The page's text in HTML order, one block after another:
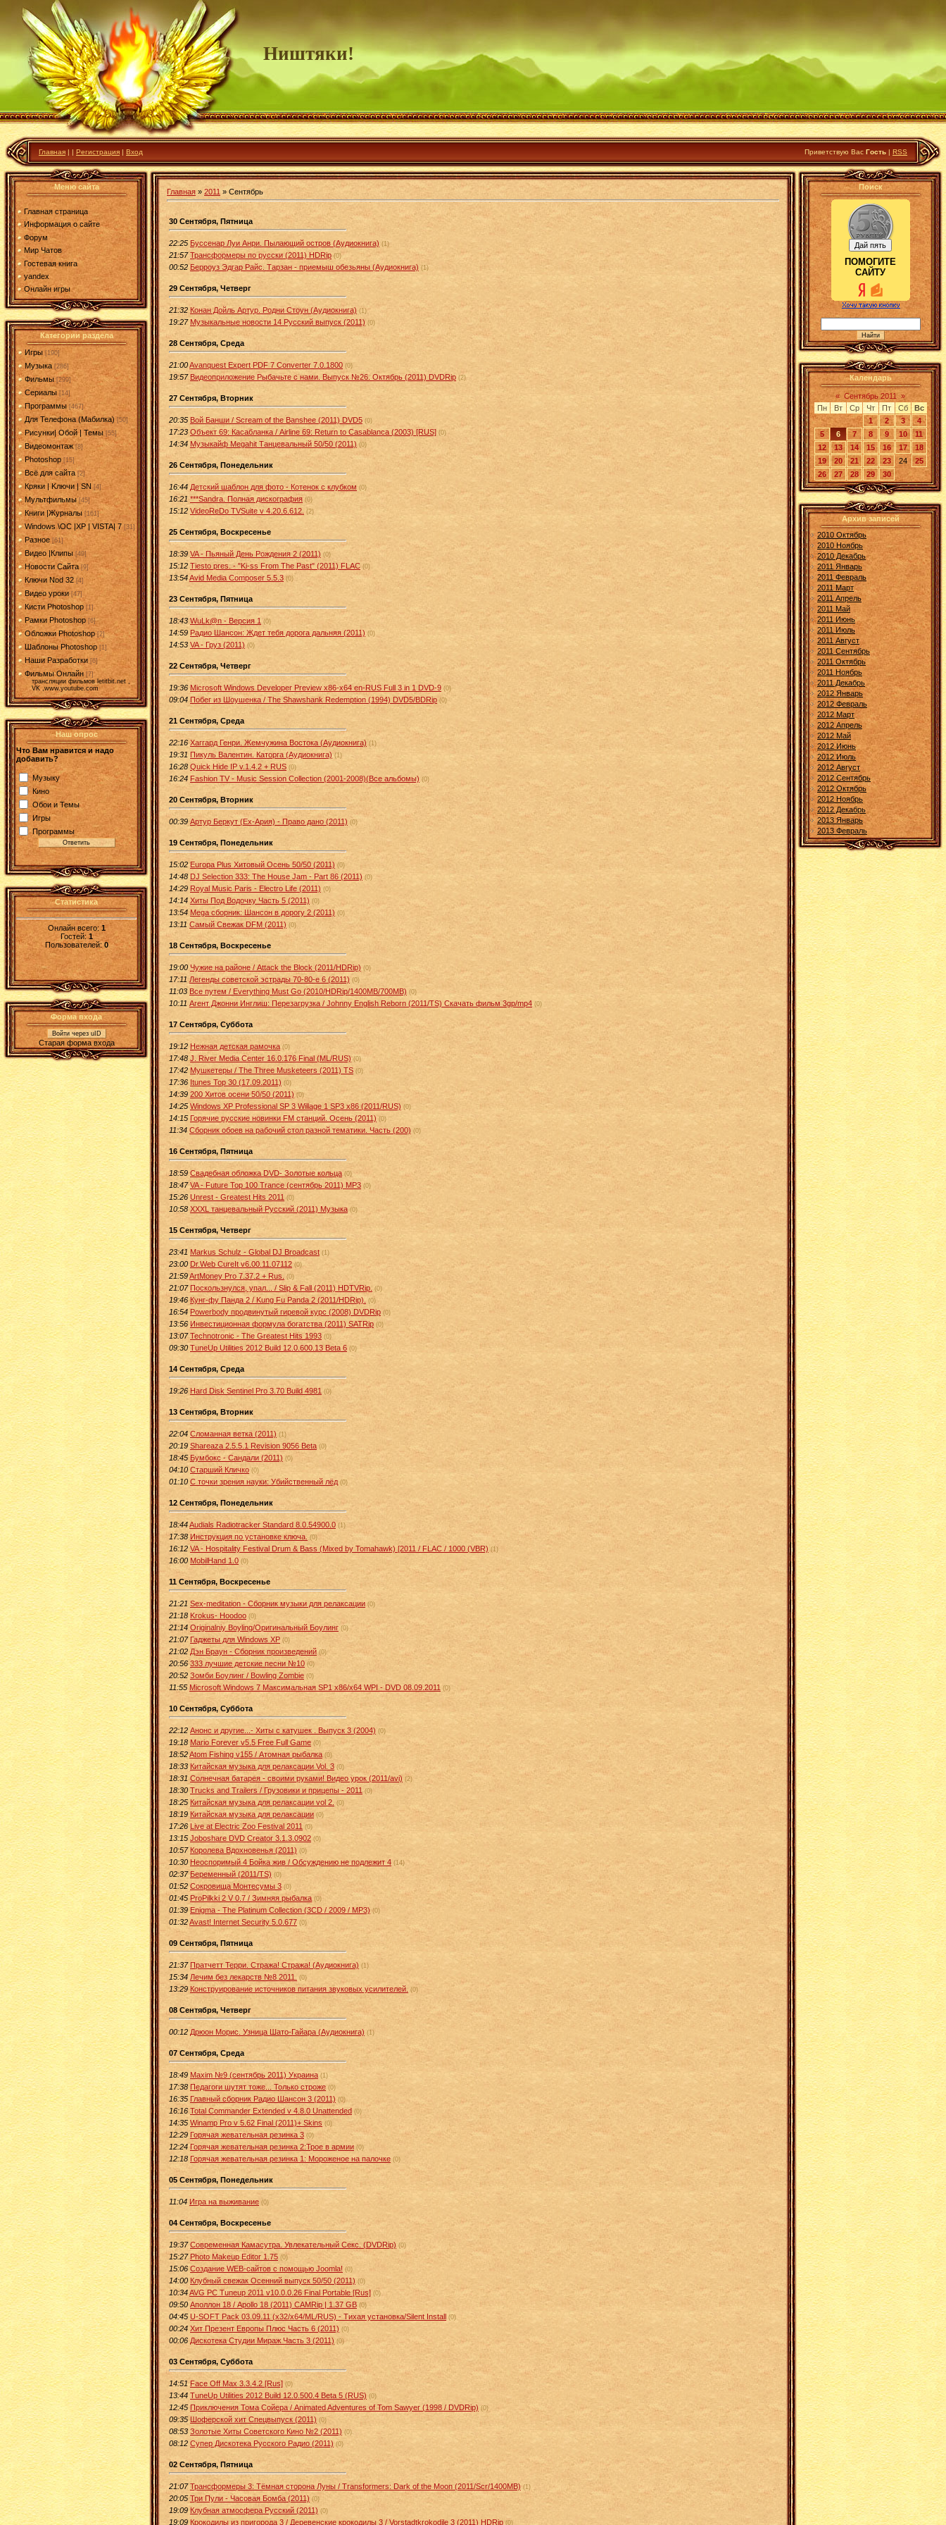
Ништяки!
Главная | | Регистрация | Вход Приветствую Вас Гость | RSS
Меню сайта
Главная страница
Информация о сайте
Форум
Мир Чатов
Гостевая книга
yandex
Онлайн игры
Категории раздела
Игры [190]
Музыка [286]
Фильмы [299]
Сериалы [14]
Программы [467]
Для Телефона (Мабилка) [50]
Рисунки| Обой | Темы [55]
Видеомонтаж [8]
Photoshop [15]
Всё для сайта [2]
Кряки | Kлючи | SN [4]
Мультфильмы [45]
Книги |Журналы [161]
Windows \OC |XP | VISTA| 7 [31]
Разное [61]
Видео |Клипы [49]
Новости Сайта [9]
Ключи Nod 32 [4]
Видео уроки [47]
Кисти Photoshop [1]
Рамки Photoshop [6]
Обложки Photoshop [2]
Шаблоны Photoshop [1]
Наши Разработки [6]
Фильмы Онлайн [7]
трансляции фильмов letitbit.net ,
VK ,www.youtube.com
Наш опрос
Что Вам нравится и надо
добавить?
Музыку
Кино
Обои и Темы
Игры
Программы
Статистика
Онлайн всего:1
Гостей:1
Пользователей: 0
Форма входа
Войти через uID
Старая форма входа
Главная » 2011 » Сентябрь
30 Сентября, Пятница
22:25 Буссенар Луи Анри. Пылающий остров (Аудиокнига) (1)
21:57 Трансформеры по русски (2011) HDRip (0)
00:52 Берроуз Эдгар Райс. Тарзан - приемыш обезьяны (Аудиокнига) (1)
29 Сентября, Четверг
21:32 Конан Дойль Артур. Родни Стоун (Аудиокнига) (1)
19:27 Музыкальные новости 14 Русский выпуск (2011) (0)
28 Сентября, Среда
21:00Avanquest Expert PDF 7 Converter 7.0.1800 (0)
19:57 Видеоприложение Рыбачьте с нами. Выпуск №26. Октябрь (2011) DVDRip (2)
27 Сентября, Вторник
20:35 Вой Банши / Scream of the Banshee (2011) DVD5 (0)
17:23 Объект 69: Касабланка / Airline 69: Return to Casablanca (2003) [RUS] (0)
14:34 Музыкайф Megahit Танцевальный 50/50 (2011) (0)
26 Сентября, Понедельник
16:44 Детский шаблон для фото - Котенок с клубком (0)
16:21 ***Sandra. Полная дискография (0)
15:12 VideoReDo TVSuite v 4.20.6.612. (2)
25 Сентября, Воскресенье
18:39 VA - Пьяный День Рождения 2 (2011) (0)
15:12 Tiesto pres. - "Ki-ss From The Past" (2011) FLAC (0)
13:54Avid Media Composer 5.5.3 (0)
23 Сентября, Пятница
18:43 WuLk@n - Версия 1 (0)
14:59 Радио Шансон: Ждет тебя дорога дальняя (2011) (0)
14:53 VA - Груз (2011) (0)
22 Сентября, Четверг
19:36 Microsoft Windows Developer Preview x86-x64 en-RUS Full 3 in 1 DVD-9 (0)
09:04 Побег из Шоушенка / The Shawshank Redemption (1994) DVD5/BDRip (0)
21 Сентября, Среда
22:16 Хаггард Генри. Жемчужина Востока (Аудиокнига) (1)
19:31 Пикуль Валентин. Каторга (Аудиокнига) (1)
16:28 Quick Hide IP v.1.4.2 + RUS (0)
16:24 Fashion TV - Music Session Collection (2001-2008)(Все альбомы) (0)
20 Сентября, Вторник
00:39 Артур Беркут (Ex-Ария) - Право дано (2011) (0)
19 Сентября, Понедельник
15:02 Europa Plus Хитовый Осень 50/50 (2011) (0)
14:48 DJ Selection 333: The House Jam - Part 86 (2011) (0)
14:29 Royal Music Paris - Electro Life (2011) (0)
14:14 Хиты Под Водочку Часть 5 (2011) (0)
13:54 Mega сборник: Шансон в дорогу 2 (2011) (0)
13:11 Самый Свежак DFM (2011) (0)
18 Сентября, Воскресенье
19:00 Чужие на районе / Attack the Block (2011/HDRip) (0)
17:11 Легенды советской эстрады 70-80-е 6 (2011) (0)
11:03 Все путем / Everything Must Go (2010/HDRip/1400MB/700MB) (0)
10:11 Агент Джонни Инглиш: Перезагрузка / Johnny English Reborn (2011/TS) Скачать фильм 3gp/mp4 (0)
17 Сентября, Суббота
19:12 Нежная детская рамочка (0)
17:48 J. River Media Center 16.0.176 Final (ML/RUS) (0)
17:42 Мушкетеры / The Three Musketeers (2011) TS (0)
17:36 Itunes Top 30 (17.09.2011) (0)
14:39 200 Хитов осени 50/50 (2011) (0)
14:25 Windows XP Professional SP 3 Willage 1 SP3 x86 (2011/RUS) (0)
14:15 Горячие русские новинки FM станций. Осень (2011) (0)
11:34 Сборник обоев на рабочий стол разной тематики. Часть (200) (0)
16 Сентября, Пятница
18:59 Свадебная обложка DVD- Золотые кольца (0)
18:47 VA - Future Top 100 Trance (сентябрь 2011) MP3 (0)
15:26 Unrest - Greatest Hits 2011 (0)
10:58 XXXL танцевальный Русский (2011) Музыка (0)
15 Сентября, Четверг
23:41 Markus Schulz - Global DJ Broadcast (1)
23:00 Dr.Web CureIt v6.00.11.07112 (0)
21:59ArtMoney Pro 7.37.2 + Rus. (0)
21:07 Поскользнулся, упал... / Slip & Fall (2011) HDTVRip. (0)
19:46 Кунг-фу Панда 2 / Kung Fu Panda 2 (2011/HDRip). (0)
16:54 Powerbody продвинутый гиревой курс (2008) DVDRip (0)
13:56 Инвестиционная формула богатства (2011) SATRip (0)
13:07 Technotronic - The Greatest Hits 1993 (0)
09:30 TuneUp Utilities 2012 Build 12.0.600.13 Beta 6 (0)
14 Сентября, Среда
19:26 Hard Disk Sentinel Pro 3.70 Build 4981 (0)
13 Сентября, Вторник
22:04 Сломанная ветка (2011) (1)
20:19 Shareaza 2.5.5.1 Revision 9056 Beta (0)
18:45 Бумбокс - Сандали (2011) (0)
04:10 Старший Кличко (0)
01:10 С точки зрения науки: Убийственный лёд (0)
12 Сентября, Понедельник
18:44Audials Radiotracker Standard 8.0.54900.0 (1)
17:38 Инструкция по установке ключа. (0)
16:12 VA - Hospitality Festival Drum & Bass (Mixed by Tomahawk) [2011 / FLAC / 1000 (VBR) (1)
16:00 MobilHand 1.0 (0)
11 Сентября, Воскресенье
21:21 Sex-meditation - Сборник музыки для релаксации (0)
21:18 Krokus- Hoodoo (0)
21:14 Originalniy Boyling/Оригинальный Боулинг (0)
21:07 Гаджеты для Windows XP (0)
21:02 Дэн Браун - Сборник произведений (0)
20:56 333 лучшие детские песни №10 (0)
20:52 Зомби Боулинг / Bowling Zombie (0)
11:55 Microsoft Windows 7 Максимальная SP1 x86/x64 WPI - DVD 08.09.2011 (0)
10 Сентября, Суббота
22:12 Анонс и другие...- Хиты с катушек . Выпуск 3 (2004) (0)
19:18 Mario Forever v5.5 Free Full Game (0)
18:52Atom Fishing v155 / Атомная рыбалка (0)
18:33 Китайская музыка для релаксации Vol. 3 (0)
18:31 Солнечная батарея - своими руками! Видео урок (2011/avi) (2)
18:30 Trucks and Trailers / Грузовики и прицепы - 2011 (0)
18:25 Китайская музыка для релаксации vol 2. (0)
18:19 Китайская музыка для релаксации (0)
17:26 Live at Electric Zoo Festival 2011 (0)
13:15 Joboshare DVD Creator 3.1.3.0902 (0)
10:57 Королева Вдохновенья (2011) (0)
10:30 Неоспоримый 4 Бойка жив / Обсуждению не подлежит 4 (14)
02:37 Беременный (2011/TS) (0)
01:52 Сокровища Монтесумы 3 (0)
01:45 ProPilkki 2 V 0.7 / Зимняя рыбалка (0)
01:39 Enigma - The Platinum Collection (3CD / 2009 / MP3) (0)
01:32Avast! Internet Security 5.0.677 (0)
09 Сентября, Пятница
21:37 Пратчетт Терри. Стража! Стража! (Аудиокнига) (1)
15:34 Лечим без лекарств №8 2011. (0)
13:29 Конструирование источников питания звуковых усилителей. (0)
08 Сентября, Четверг
00:12 Дрюон Морис. Узница Шато-Гайара (Аудиокнига) (1)
07 Сентября, Среда
18:49 Maxim №9 (сентябрь 2011) Украина (1)
17:38 Педагоги шутят тоже... Только строже (0)
16:35 Главный сборник Радио Шансон 3 (2011) (0)
16:16 Total Commander Extended v 4.8.0 Unattended (0)
14:35 Winamp Pro v 5.62 Final (2011)+ Skins (0)
12:29 Горячая жевательная резинка 3 (0)
12:24 Горячая жевательная резинка 2:Трое в армии (0)
12:18 Горячая жевательная резинка 1: Мороженое на палочке (0)
05 Сентября, Понедельник
11:04 Игра на выживание (0)
04 Сентября, Воскресенье
19:37 Современная Камасутра. Увлекательный Секс. (DVDRip) (0)
15:27 Photo Makeup Editor 1.75 (0)
15:06 Создание WEB-сайтов с помощью Joomla! (0)
14:00 Клубный свежак Осенний выпуск 50/50 (2011) (0)
10:34AVG PC Tuneup 2011 v10.0.0.26 Final Portable [Rus] (0)
09:50 Аполлон 18 / Apollo 18 (2011) CAMRip | 1.37 GB (0)
04:45 U-SOFT Pack 03.09.11 (x32/x64/ML/RUS) - Тихая установка/Silent Install (0)
00:24 Хит Презент Европы Плюс Часть 6 (2011) (0)
00:06 Дискотека Студии Мираж Часть 3 (2011) (0)
03 Сентября, Суббота
14:51 Face Off Max 3.3.4.2 [Rus] (0)
13:44 TuneUp Utilities 2012 Build 12.0.500.4 Beta 5 (RUS) (0)
12:45 Приключения Тома Сойера / Animated Adventures of Tom Sawyer (1998 / DVDRip) (0)
09:35 Шоферской хит Спецвыпуск (2011) (0)
08:53 Золотые Хиты Советского Кино №2 (2011) (0)
08:12 Супер Дискотека Русского Радио (2011) (0)
02 Сентября, Пятница
21:07 Трансформеры 3: Тёмная сторона Луны / Transformers: Dark of the Moon (2011/Scr/1400MB) (1)
20:05 Три Пули - Часовая Бомба (2011) (0)
19:09 Клубная атмосфера Русский (2011) (0)
19:09 Крокодилы из пригорода 3 / Деревенские крокодилы 3 / Vorstadtkrokodile 3 (2011) HDRip (0)
Поиск
ПОМОГИТЕ
САЙТУ
Календарь
« Сентябрь 2011
»
Пн
Вт Ср Чт Пт Сб
Вс
1
2 3
4
5
6 7 8 9 10
11
12
13 14 15 16 17
18
19
20 21 22 23 24
25
26
27 28 29 30
Архив записей
2010 Октябрь
2010 Ноябрь
2010 Декабрь
2011 Январь
2011 Февраль
2011 Март
2011 Апрель
2011 Май
2011 Июнь
2011 Июль
2011 Август
2011 Сентябрь
2011 Октябрь
2011 Ноябрь
2011 Декабрь
2012 Январь
2012 Февраль
2012 Март
2012 Апрель
2012 Май
2012 Июнь
2012 Июль
2012 Август
2012 Сентябрь
2012 Октябрь
2012 Ноябрь
2012 Декабрь
2013 Январь
2013 Февраль